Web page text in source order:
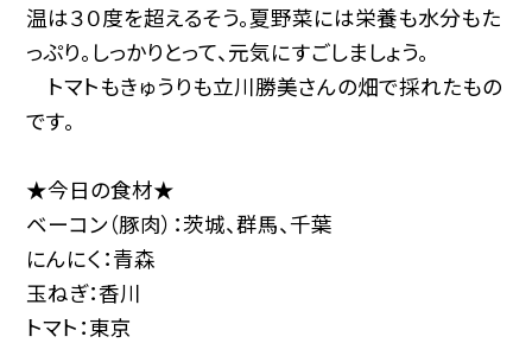
温は３０度を超えるそう。夏野菜には栄養も水分もた
っぷり。しっかりとって、元気にすごしましょう。
トマトもきゅうりも立川勝美さんの畑で採れたもの
です。
★今日の食材★
ベーコン（豚肉）：茨城、群馬、千葉
にんにく：青森
玉ねぎ：香川
トマト：東京